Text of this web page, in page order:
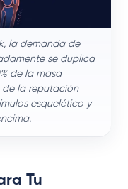
la demanda de
se duplica
de la masa
de la reputación
esquelético y
Tu